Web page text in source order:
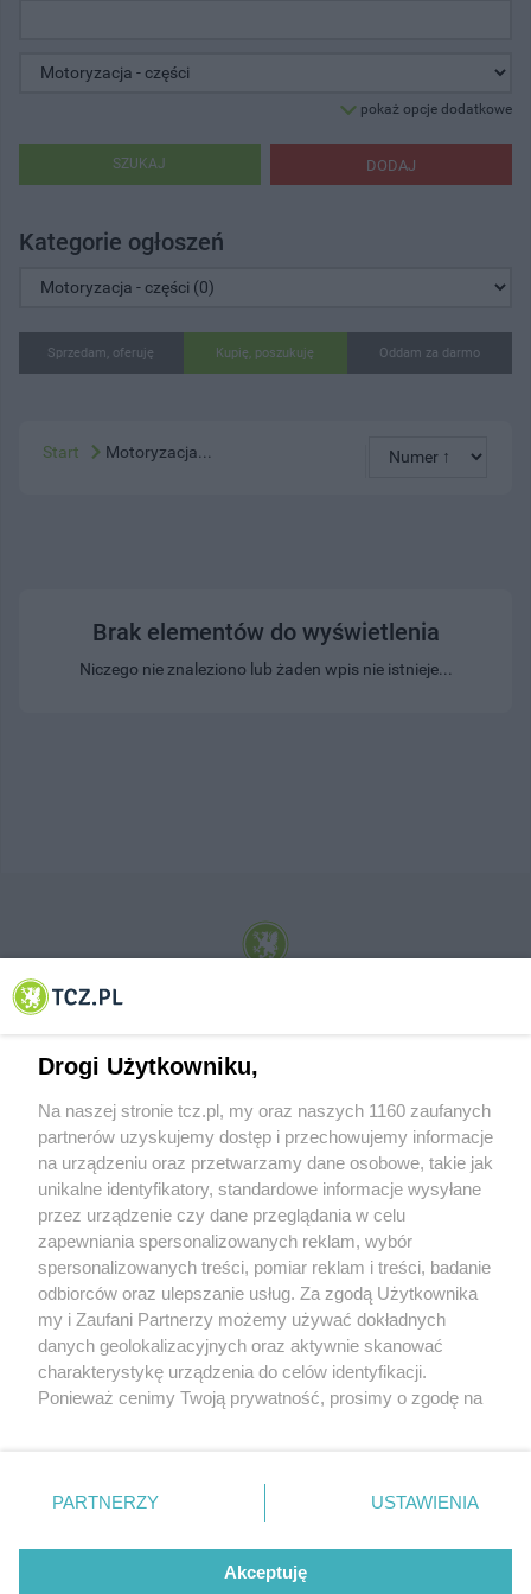
pokaż opcje dodatkowe
DODAJ
SZUKAJ
Kategorie ogłoszeń
Sprzedam, oferuję Kupię, poszukuję Oddam za darmo
Start Motoryzacja...
Brak elementów do wyświetlenia
Niczego nie znaleziono lub żaden wpis nie istnieje...
© 2001-2026 Tczew - TCZ.PL Sp. z o.o. Internetowy Serwis Informacyjny Miasta
O FIRMIE POLITYKA PRYWATNOŚCI HOSTING
REKLAMA WSPÓŁPRACA RSS FACEBOOK KONTAKT
Nasze serwisy
Aktualności
Tcz24
Historia miasta
Muzyka i kultura
Archiwum wydarzeń
Zdjęcia miasta
Drogi Użytkowniku,
Na naszej stronie tcz.pl, my oraz naszych 1160 zaufanych
partnerów uzyskujemy dostęp i przechowujemy informacje
na urządzeniu oraz przetwarzamy dane osobowe, takie jak
unikalne identyfikatory, standardowe informacje wysyłane
przez urządzenie czy dane przeglądania w celu
zapewniania spersonalizowanych reklam, wybór
spersonalizowanych treści, pomiar reklam i treści, badanie
odbiorców oraz ulepszanie usług. Za zgodą Użytkownika
my i Zaufani Partnerzy możemy używać dokładnych
danych geolokalizacyjnych oraz aktywnie skanować
charakterystykę urządzenia do celów identyfikacji.
Ponieważ cenimy Twoją prywatność, prosimy o zgodę na
znajdujący się w lewym dolnym rogu strony
. Niektóre
przetwarzaniu. Preferencje będą miały zastosowania tylko
PARTNERZY USTAWIENIA
Akceptuję